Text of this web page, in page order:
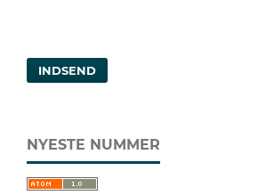
INDSEND
NYESTE NUMMER